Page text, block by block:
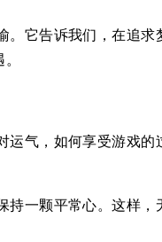
。它告诉我们，在追求
运气，如何享受游戏的
持一颗平常心。这样，